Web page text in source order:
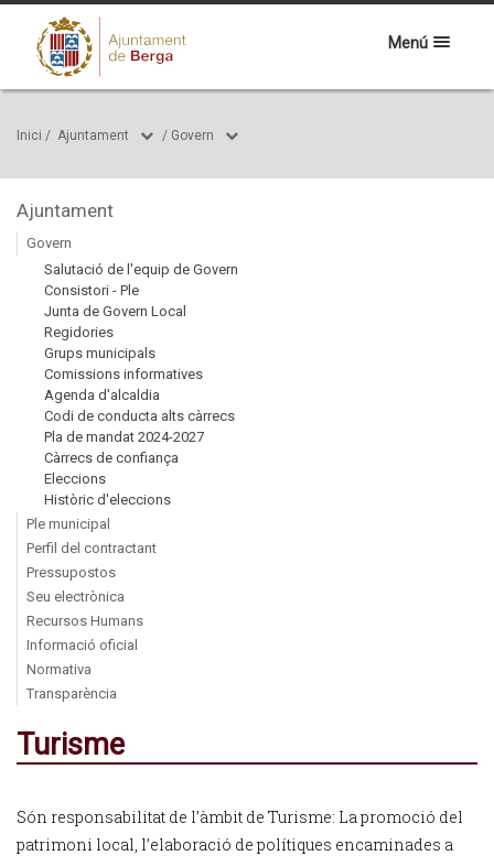
Menú
Inici / Ajuntament / Govern
Ajuntament
Govern
Salutació de l'equip de Govern
Consistori - Ple
Junta de Govern Local
Regidories
Grups municipals
Comissions informatives
Agenda d'alcaldia
Codi de conducta alts càrrecs
Pla de mandat 2024-2027
Càrrecs de confiança
Eleccions
Històric d'eleccions
Ple municipal
Perfil del contractant
Pressupostos
Seu electrònica
Recursos Humans
Informació oficial
Normativa
Transparència
Turisme
Són responsabilitat de l’àmbit de Turisme: La promoció del
patrimoni local, l’elaboració de polítiques encaminades a